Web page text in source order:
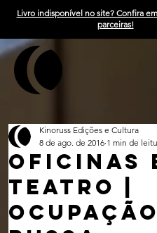
Livro indisponível no site? Confira
parceiras!
Oficinas
Teatro |
OCUPAÇÃO
Kinoruss Edições e Cultura
8 de ago. de 2016 1 min de